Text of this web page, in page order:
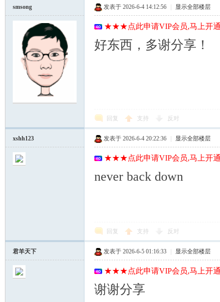
smsong 发表于 2026-6-4 14:12:56 显示全部楼层
★★★点此申请VIP会员,马上开
好东西，多谢分享！
回复 支持 反对
xshh123 发表于 2026-6-4 20:22:36 显示全部楼层
★★★点此申请VIP会员,马上开
never back down
回复 支持 反对
君羊天下 发表于 2026-6-5 01:16:33 显示全部楼层
★★★点此申请VIP会员,马上开
谢谢分享